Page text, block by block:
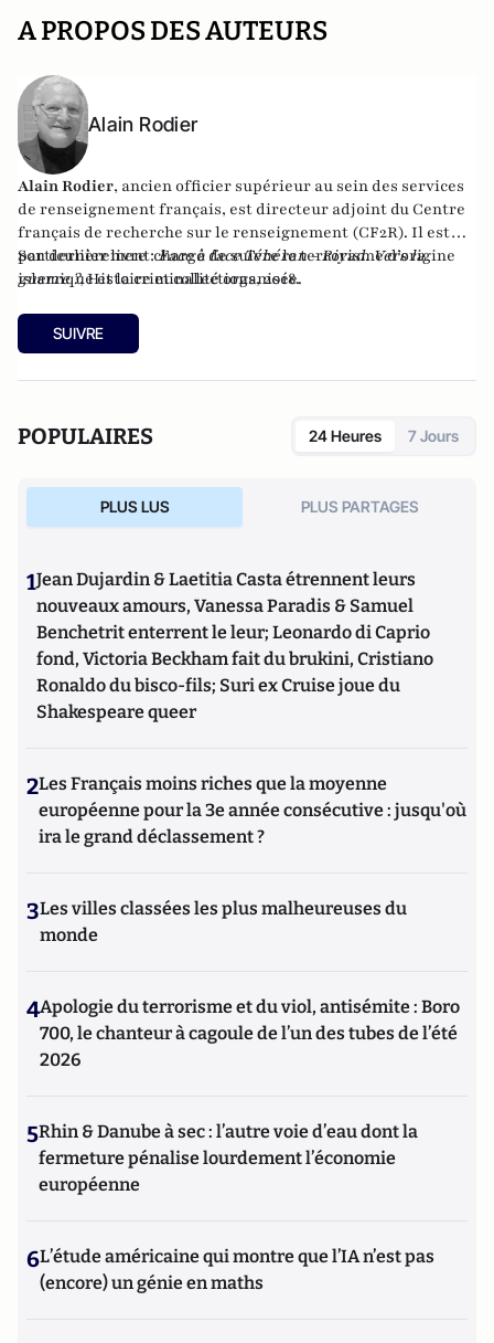
A PROPOS DES AUTEURS
Alain Rodier
Alain Rodier, ancien officier supérieur au sein des services
de renseignement français, est directeur adjoint du Centre
français de recherche sur le renseignement (CF2R). Il est
particulièrement chargé de suivre le terrorisme d’origine
islamique et la criminalité organisée.
Son dernier livre :Face à face Téhéran - Riyad. Vers la
guerre ?, Histoire et collections, 2018.
SUIVRE
POPULAIRES 24 Heures 7 Jours
PLUS LUS PLUS PARTAGES
1Jean Dujardin & Laetitia Casta étrennent leurs
nouveaux amours, Vanessa Paradis & Samuel
Benchetrit enterrent le leur; Leonardo di Caprio
fond, Victoria Beckham fait du brukini, Cristiano
Ronaldo du bisco-fils; Suri ex Cruise joue du
Shakespeare queer
2Les Français moins riches que la moyenne
européenne pour la 3e année consécutive : jusqu'où
ira le grand déclassement ?
3Les villes classées les plus malheureuses du
monde
4Apologie du terrorisme et du viol, antisémite : Boro
700, le chanteur à cagoule de l’un des tubes de l’été
2026
5Rhin & Danube à sec : l’autre voie d’eau dont la
fermeture pénalise lourdement l’économie
européenne
6L’étude américaine qui montre que l’IA n’est pas
(encore) un génie en maths